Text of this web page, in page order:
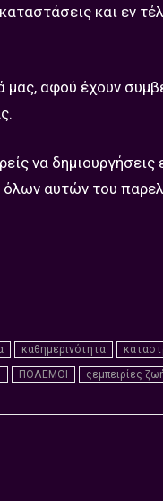
και εν
μας, αφού έχουν
να δημιουργήσεις
όλων αυτών του
καθημερινότητα
ΠΟΛΕΜΟΙ ςεμπειρίες